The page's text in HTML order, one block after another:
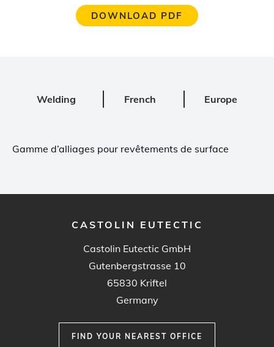
DOWNLOAD PDF
Welding French Europe
Gamme d’alliages pour revêtements de surface
CASTOLIN EUTECTIC
Castolin Eutectic GmbH
Gutenbergstrasse 10
65830 Kriftel
Germany
FIND YOUR NEAREST OFFICE